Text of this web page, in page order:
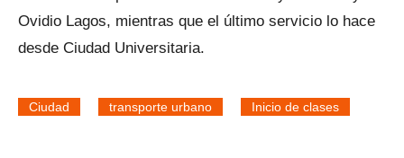
Ovidio Lagos, mientras que el último servicio lo hace
desde Ciudad Universitaria.
Ciudad transporte urbano Inicio de clases